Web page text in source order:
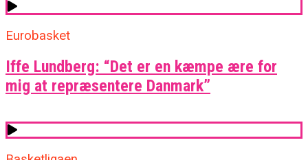
Eurobasket
Iffe Lundberg: “Det er en kæmpe ære for
mig at repræsentere Danmark”